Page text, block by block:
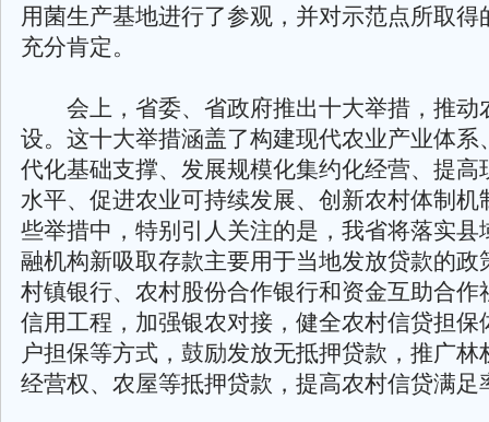
用菌生产基地进行了参观，并对示范点所取得
充分肯定。
会上，省委、省政府推出十大举措，推动
设。这十大举措涵盖了构建现代农业产业体系
代化基础支撑、发展规模化集约化经营、提高
水平、促进农业可持续发展、创新农村体制机
些举措中，特别引人关注的是，我省将落实县
融机构新吸取存款主要用于当地发放贷款的政
村镇银行、农村股份合作银行和资金互助合作
信用工程，加强银农对接，健全农村信贷担保
户担保等方式，鼓励发放无抵押贷款，推广林
经营权、农屋等抵押贷款，提高农村信贷满足